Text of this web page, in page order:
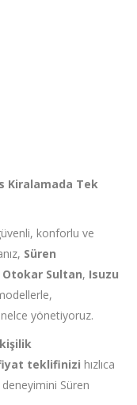
Kiralamada Tek
konforlu ve
Süren
Otokar Sultan, Isuzu
yönetiyoruz.
teklifinizi hızlıca
deneyimini Süren